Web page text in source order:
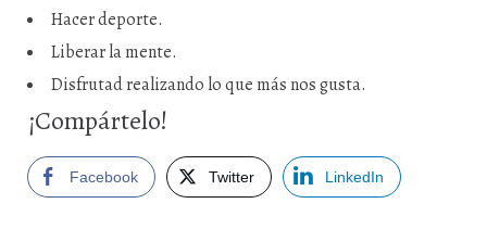
Hacer deporte.
Liberar la mente.
Disfrutad realizando lo que más nos gusta.
¡Compártelo!
Facebook Twitter LinkedIn